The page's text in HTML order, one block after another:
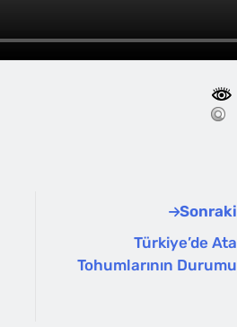
Sonraki
Türkiye’de Ata
Tohumlarının Durumu